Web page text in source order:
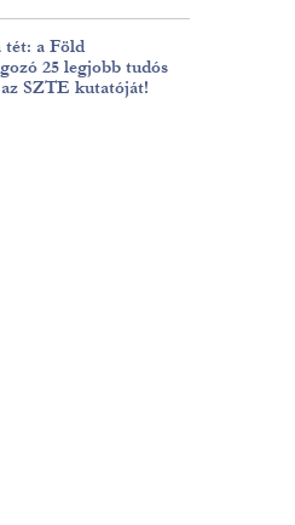
a Föld
25 legjobb tudós
SZTE kutatóját!